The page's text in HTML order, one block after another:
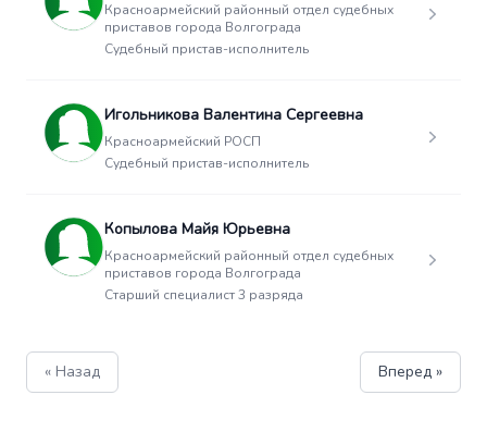
Красноармейский районный отдел судебных
приставов города Волгограда
Судебный пристав-исполнитель
Игольникова Валентина Сергеевна
Красноармейский РОСП
Судебный пристав-исполнитель
Копылова Майя Юрьевна
Красноармейский районный отдел судебных
приставов города Волгограда
Старший специалист 3 разряда
« Назад Вперед »